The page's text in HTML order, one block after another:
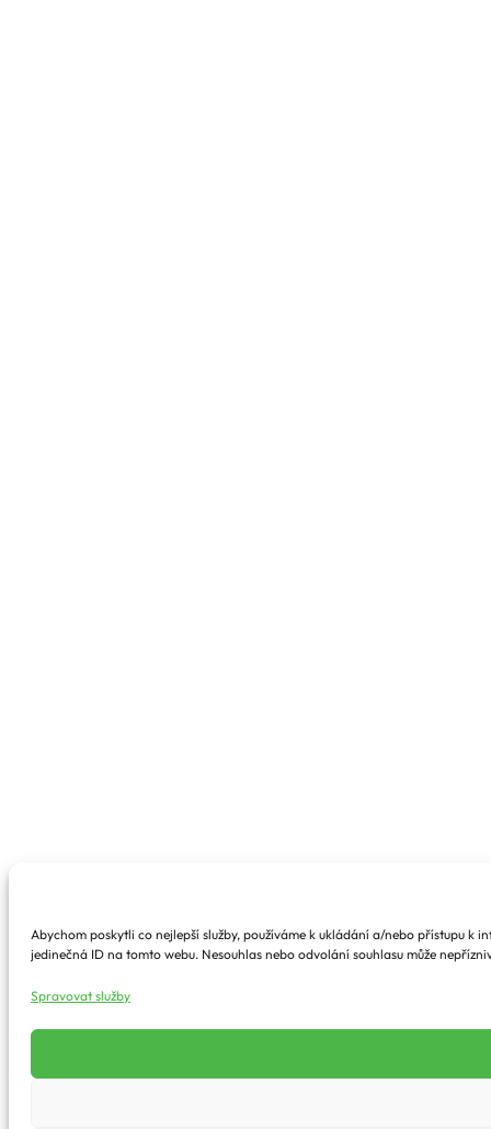
Abychom poskytli co nejlepší služby, používáme k ukládání a/nebo přístupu
jedinečná ID na tomto webu. Nesouhlas nebo odvolání souhlasu může
Spravovat služby